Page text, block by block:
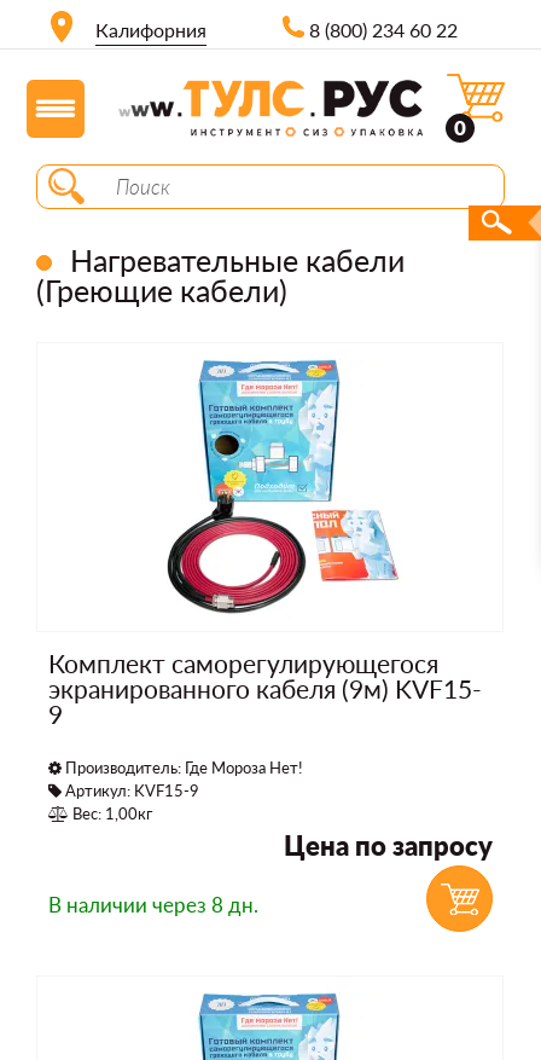
Калифорния 8 (800) 234 60 22
0
Нагревательные кабели
(Греющие кабели)
Комплект саморегулирующегося
экранированного кабеля (9м) KVF15-
9
Производитель: Где Мороза Нет!
Артикул: KVF15-9
Вес: 1,00кг
Цена по запросу
В наличии через 8 дн.